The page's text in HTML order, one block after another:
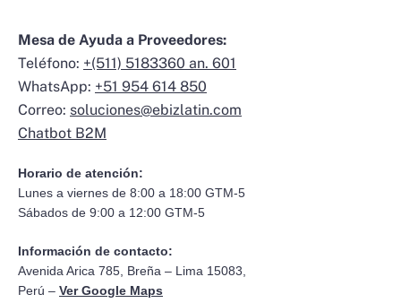
Mesa de Ayuda a Proveedores:
Teléfono: +(511) 5183360 an. 601
WhatsApp: +51 954 614 850
Correo: soluciones@ebizlatin.com
Chatbot B2M
Horario de atención:
Lunes a viernes de 8:00 a 18:00 GTM-5
Sábados de 9:00 a 12:00 GTM-5
Información de contacto:
Avenida Arica 785, Breña – Lima 15083,
Perú – Ver Google Maps